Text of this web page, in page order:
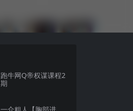
跑牛网Q帝权谋课程2
期